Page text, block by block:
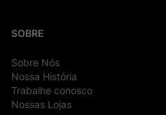
SOBRE
Sobre Nós
Nossa História
Trabalhe conosco
Nossas Lojas